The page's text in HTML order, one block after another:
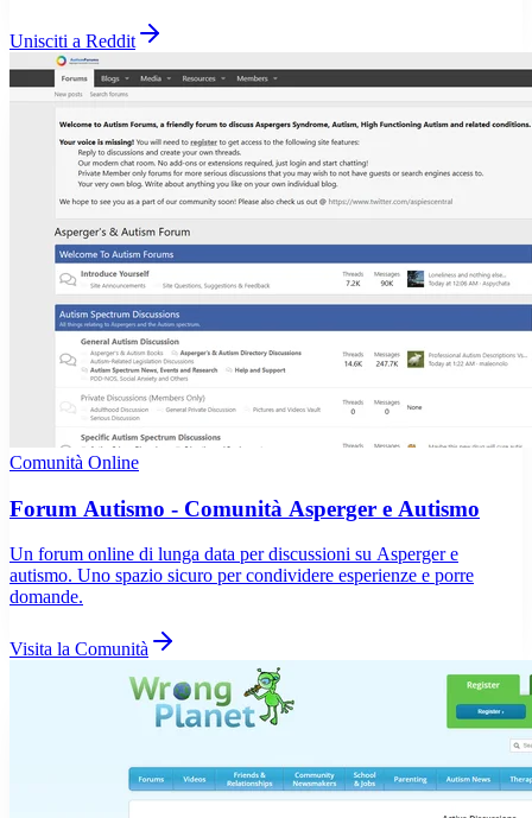
Unisciti a Reddit
Comunità Online
Forum Autismo - Comunità Asperger e Autismo
Un forum online di lunga data per discussioni su Asperger e
autismo. Uno spazio sicuro per condividere esperienze e porre
domande.
Visita la Comunità